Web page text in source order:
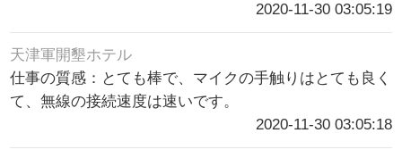
2020-11-30 03:05:19
天津軍開墾ホテル
仕事の質感：とても棒で、マイクの手触りはとても良く
て、無線の接続速度は速いです。
2020-11-30 03:05:18